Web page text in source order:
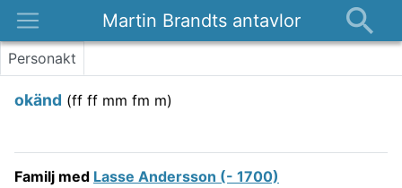
Martin Brandts antavlor
Platser
Personakt
okänd (ff ff mm fm m)
Familj med Lasse Andersson (- 1700)